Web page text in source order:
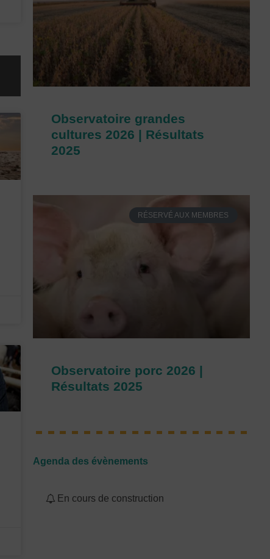
Observatoire grandes
cultures 2026 | Résultats
2025
RÉSERVÉ AUX MEMBRES
Observatoire porc 2026 |
Résultats 2025
Agenda des évènements
En cours de construction